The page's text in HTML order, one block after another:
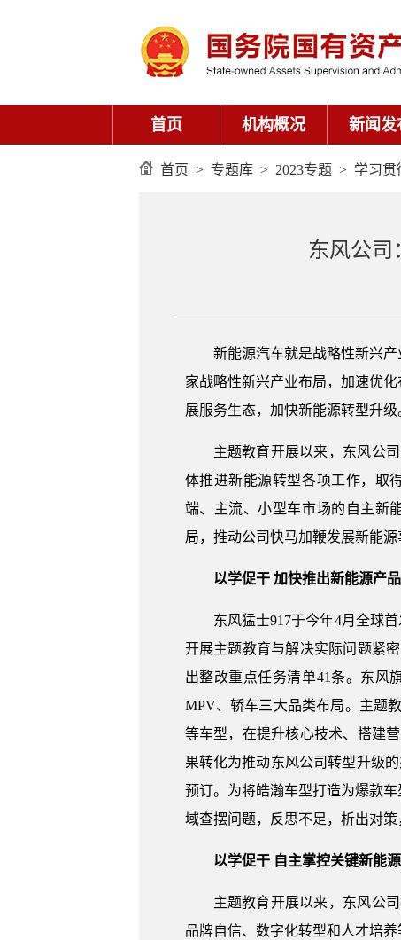
首页 机构概况 新闻发
首页 > 专题库 > 2023专题 > 学习贯
东风公司
新能源汽车就是战略性新兴
家战略性新兴产业布局，加速优
展服务生态，加快新能源转型升级
主题教育开展以来，东风公
体推进新能源转型各项工作，取
端、主流、小型车市场的自主新
局，推动公司快马加鞭发展新能源
以学促干 加快推出新能源产品
东风猛士917于今年4月全球
开展主题教育与解决实际问题紧
出整改重点任务清单41条。东风
MPV、轿车三大品类布局。主题
等车型，在提升核心技术、搭建
果转化为推动东风公司转型升级
预订。为将皓瀚车型打造为爆款
域查摆问题，反思不足，析出对
以学促干 自主掌控关键新能
主题教育开展以来，东风公
品牌自信、数字化转型和人才培